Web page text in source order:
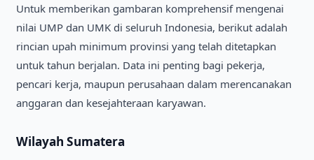
Untuk memberikan gambaran komprehensif mengenai
nilai UMP dan UMK di seluruh Indonesia, berikut adalah
rincian upah minimum provinsi yang telah ditetapkan
untuk tahun berjalan. Data ini penting bagi pekerja,
pencari kerja, maupun perusahaan dalam merencanakan
anggaran dan kesejahteraan karyawan.
Wilayah Sumatera